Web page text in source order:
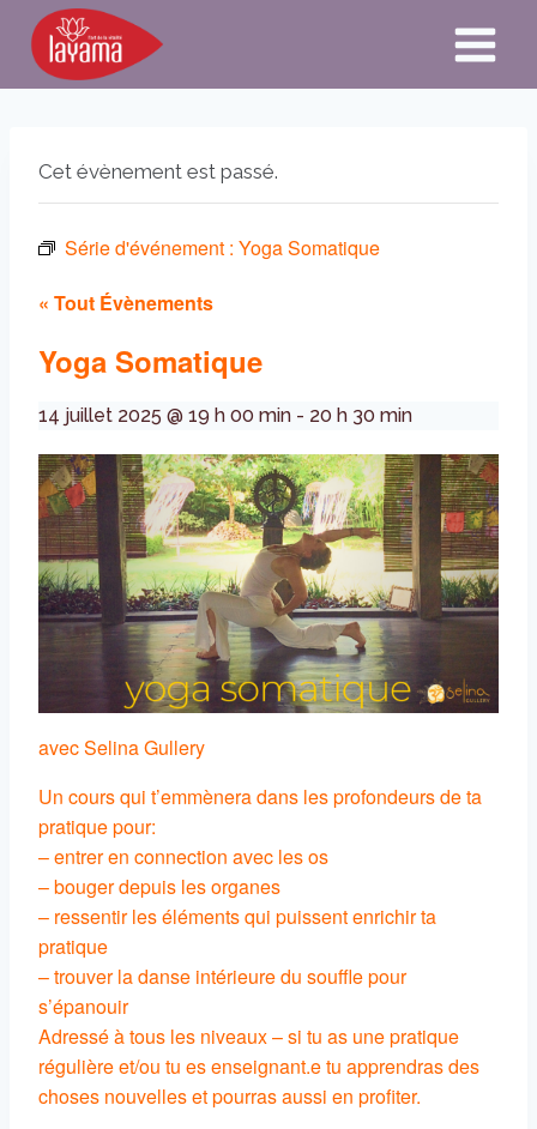
Aller
contenu
Cet évènement est passé.
Série d'événement : Yoga Somatique
« Tout Évènements
Yoga Somatique
14 juillet 2025 @ 19 h 00 min - 20 h 30 min
avec Selina Gullery
Un cours qui t’emmènera dans les profondeurs de ta
pratique pour:
– entrer en connection avec les os
– bouger depuis les organes
– ressentir les éléments qui puissent enrichir ta
pratique
– trouver la danse intérieure du souffle pour
s’épanouir
Adressé à tous les niveaux – si tu as une pratique
régulière et/ou tu es enseignant.e tu apprendras des
choses nouvelles et pourras aussi en profiter.